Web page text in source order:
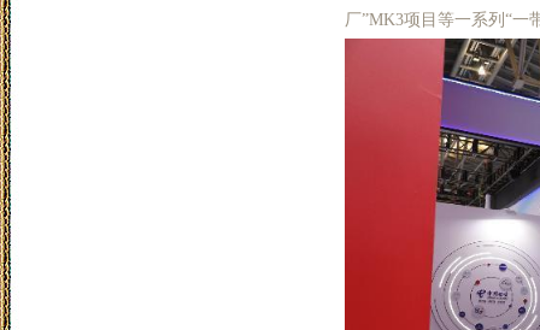
厂”MK3项目等一系列“一